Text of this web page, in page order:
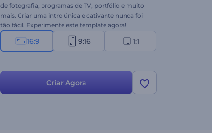
de fotografia, programas de TV, portfólio e muito
mais. Criar uma intro única e cativante nunca foi
tão fácil. Experimente este template agora!
16:9 9:16 1:1
Criar Agora